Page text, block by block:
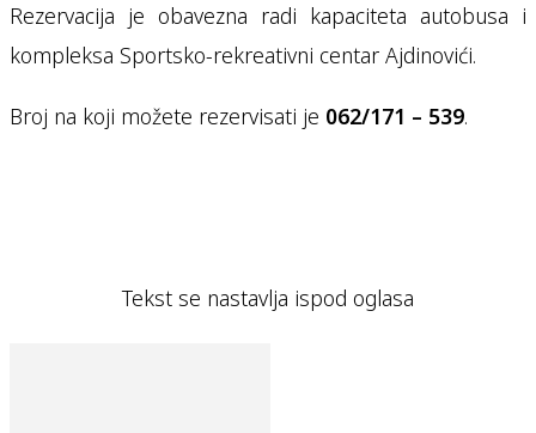
Rezervacija je obavezna radi kapaciteta autobusa i
kompleksa Sportsko-rekreativni centar Ajdinovići.
Broj na koji možete rezervisati je 062/171 – 539.
Tekst se nastavlja ispod oglasa